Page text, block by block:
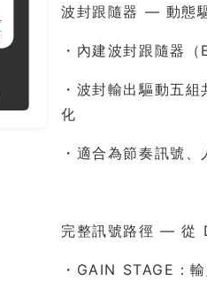
波封跟隨器 — 動態
・內建波封跟隨器
・波封輸出驅動五
化
・適合為節奏訊號
完整訊號路徑 — 從
・GAIN STAGE：